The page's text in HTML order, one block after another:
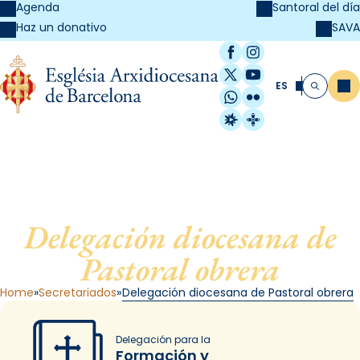
Agenda
Haz un donativo
Santoral del día
SAVA
Facebook
Instagram
X / Twitter
YouTube
WhatsApp
Flickr
Radio Estel
Catalunya
ES Buscar
Delegación diocesana de
Pastoral obrera
Home Secretariados Delegación diocesana de Pastoral obrera
Delegación para la
Formación y